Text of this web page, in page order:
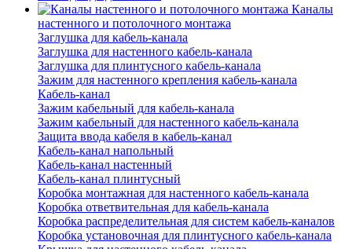
Каналы
настенного и потолочного монтажа
Заглушка для кабель-канала
Заглушка для настенного кабель-канала
Заглушка для плинтусного кабель-канала
Зажим для настенного крепления кабель-канала
Кабель-канал
Зажим кабельный для кабель-канала
Зажим кабельный для настенного кабель-канала
Защита ввода кабеля в кабель-канал
Кабель-канал напольный
Кабель-канал настенный
Кабель-канал плинтусный
Коробка монтажная для настенного кабель-канала
Коробка ответвительная для кабель-канала
Коробка распределительная для систем кабель-каналов
Коробка установочная для плинтусного кабель-канала